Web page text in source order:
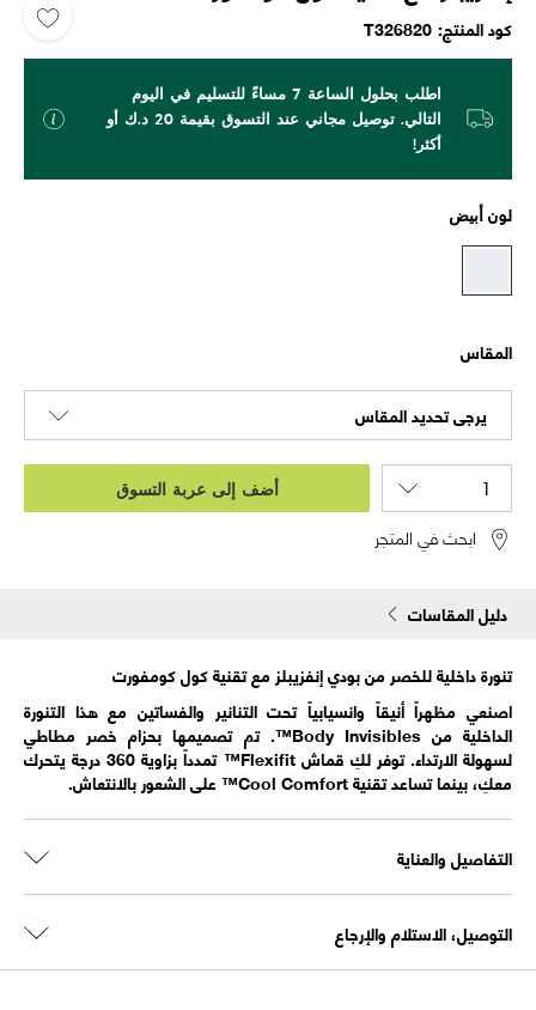
كود المنتج T326820
اطلب بحلول الساعة 7 مساءً للتسليم في اليوم
التالي. توصيل مجاني عند التسوق بقيمة 20 د.ك أو
أكثر!
لون أبيض
المقاس
يرجى تحديد المقاس
أضف إلى عربة التسوق
ابحث في المتجر
دليل المقاسات
تنورة داخلية للخصر من بودي إنفزيبلز مع تقنية كول كومفورت
اصنعي مظهراً أنيقاً وانسيابياً تحت التنانير والفساتين مع هذا التنورة
الداخلية من Body Invisibles™. تم تصميمها بحزام خصر مطاطي
لسهولة الارتداء. توفر لكِ قماش Flexifit™ تمدداً بزاوية 360 درجة يتحرك
معكِ، بينما تساعد تقنية Cool Comfort™ على الشعور بالانتعاش.
التفاصيل والعناية
التوصيل، الاستلام والإرجاع